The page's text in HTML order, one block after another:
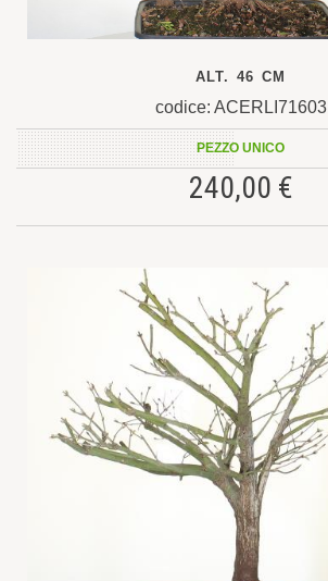
ALT. 46 CM
codice: ACERLI71603
PEZZO UNICO
240,00 €